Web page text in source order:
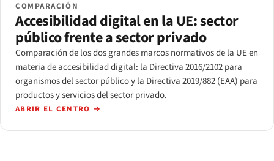
COMPARACIÓN
Accesibilidad digital en la UE: sector
público frente a sector privado
Comparación de los dos grandes marcos normativos de la UE en
materia de accesibilidad digital: la Directiva 2016/2102 para
organismos del sector público y la Directiva 2019/882 (EAA) para
productos y servicios del sector privado.
ABRIR EL CENTRO →